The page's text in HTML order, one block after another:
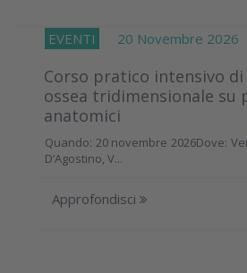
EVENTI 20 Novembre 2026
Corso pratico intensivo
ossea tridimensionale su
anatomici
Quando: 20 novembre 2026Dove:
D’Agostino, V...
Approfondisci